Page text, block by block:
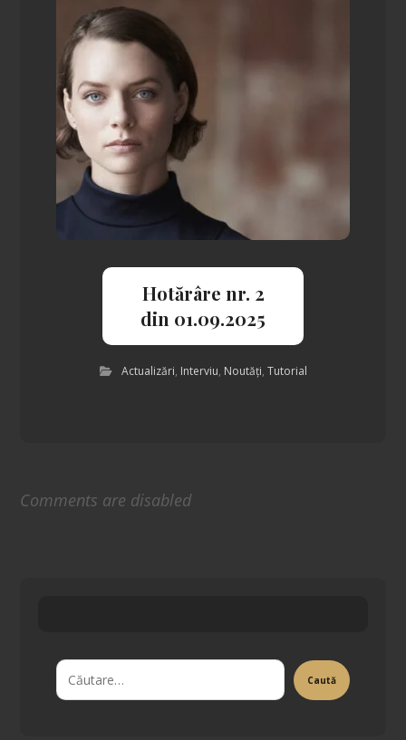
Hotărâre nr. 2
din 01.09.2025
Actualizări, Interviu, Noutăți, Tutorial
Comments are disabled